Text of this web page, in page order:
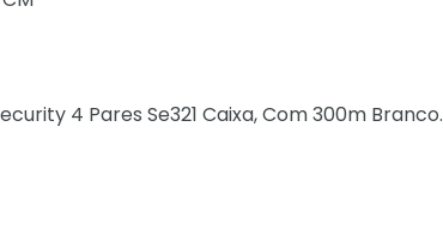
4 Pares Se321 Caixa, Com 300m Branco.